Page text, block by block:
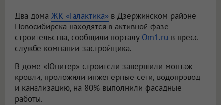
Два дома ЖК «Галактика» в Дзержинском районе
Новосибирска находятся в активной фазе
строительства, сообщили порталу Om1.ru в пресс-
службе компании-застройщика.
В доме «Юпитер» строители завершили монтаж
кровли, проложили инженерные сети, водопровод
и канализацию, на 80% выполнили фасадные
работы.